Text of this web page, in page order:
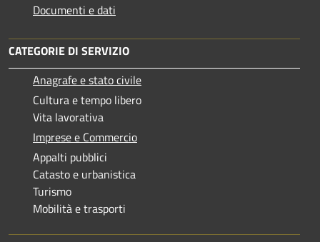
Documenti e dati
CATEGORIE DI SERVIZIO
Anagrafe e stato civile
Cultura e tempo libero
Vita lavorativa
Imprese e Commercio
Appalti pubblici
Catasto e urbanistica
Turismo
Mobilità e trasporti